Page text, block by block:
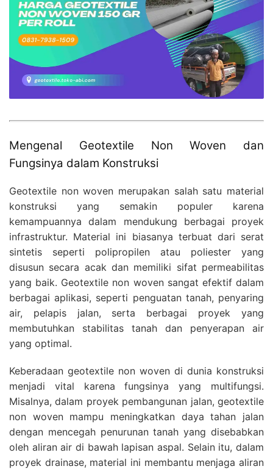
Mengenal Geotextile Non Woven dan
Fungsinya dalam Konstruksi
Geotextile non woven merupakan salah satu material
konstruksi yang semakin populer karena
kemampuannya dalam mendukung berbagai proyek
infrastruktur. Material ini biasanya terbuat dari serat
sintetis seperti polipropilen atau poliester yang
disusun secara acak dan memiliki sifat permeabilitas
yang baik. Geotextile non woven sangat efektif dalam
berbagai aplikasi, seperti penguatan tanah, penyaring
air, pelapis jalan, serta berbagai proyek yang
membutuhkan stabilitas tanah dan penyerapan air
yang optimal.
Keberadaan geotextile non woven di dunia konstruksi
menjadi vital karena fungsinya yang multifungsi.
Misalnya, dalam proyek pembangunan jalan, geotextile
non woven mampu meningkatkan daya tahan jalan
dengan mencegah penurunan tanah yang disebabkan
oleh aliran air di bawah lapisan aspal. Selain itu, dalam
proyek drainase, material ini membantu menjaga aliran